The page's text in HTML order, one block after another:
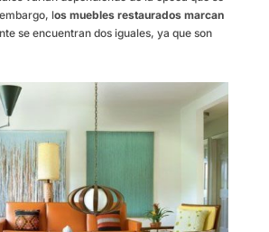
los muebles restaurados marcan
se encuentran dos iguales, ya que son